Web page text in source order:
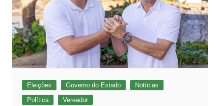
Eleições Governo do Estado
Notícias
Política
Vereador